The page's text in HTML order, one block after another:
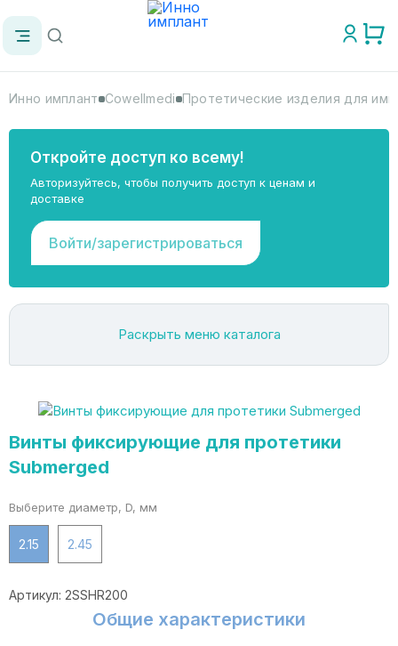
Инно имплант Cowellmedi Протетические изделия для
Откройте доступ ко всему!
Авторизуйтесь, чтобы получить доступ к ценам и
доставке
Войти/зарегистрироваться
Раскрыть меню каталога
Винты фиксирующие для протетики
Submerged
Выберите диаметр, D, мм
2.15 2.45
Артикул: 2SSHR200
Общие характеристики